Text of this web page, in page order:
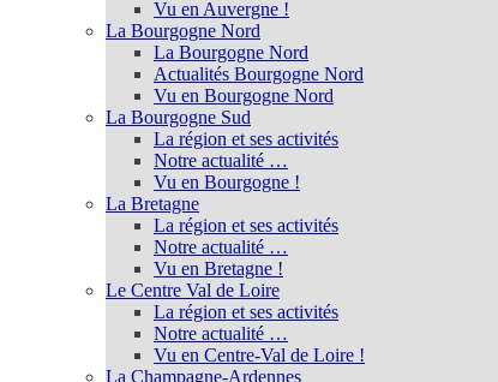
Vu en Auvergne !
La Bourgogne Nord
La Bourgogne Nord
Actualités Bourgogne Nord
Vu en Bourgogne Nord
La Bourgogne Sud
La région et ses activités
Notre actualité …
Vu en Bourgogne !
La Bretagne
La région et ses activités
Notre actualité …
Vu en Bretagne !
Le Centre Val de Loire
La région et ses activités
Notre actualité …
Vu en Centre-Val de Loire !
La Champagne-Ardennes